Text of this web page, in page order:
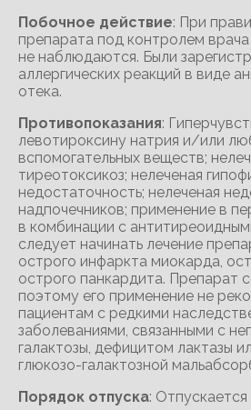
Побочное действие: При
препарата под контролем
не наблюдаются. Были
аллергических реакций в виде
отека.
Противопоказания:
левотироксину натрия и/или
вспомогательных веществ;
тиреотоксикоз; нелеченая
недостаточность; нелеченая
надпочечников; применение в
в комбинации с
следует начинать лечение
острого инфаркта миокарда,
острого панкардита. Препарат
поэтому его применение не
пациентам с редкими
заболеваниями, связанными с
галактозы, дефицитом лактазы
глюкозо-галактозной
Порядок отпуска: